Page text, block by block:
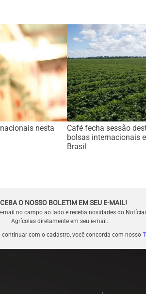
nesta
Café fecha sessão
bolsas internacionais
Brasil
O NOSSO BOLETIM EM SEU E-MAIL!
mail no campo ao lado e receba novidades do
Agrícolas diretamente em seu e-mail.
continuar com o cadastro, você concorda com nosso